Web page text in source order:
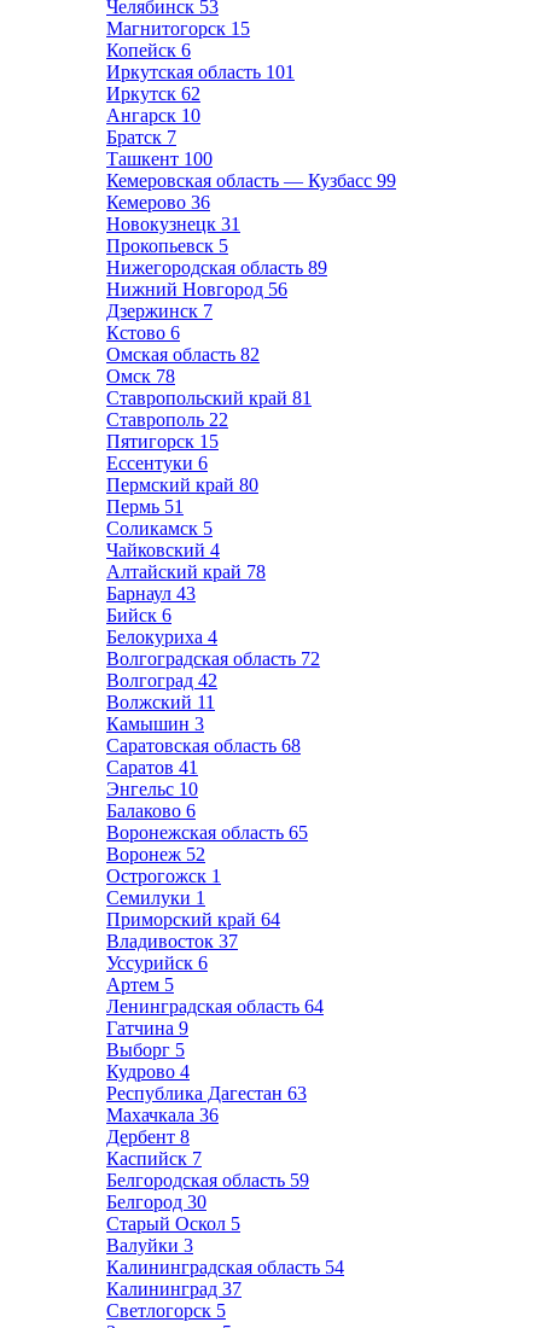
Челябинск 53
Магнитогорск 15
Копейск 6
Иркутская область 101
Иркутск 62
Ангарск 10
Братск 7
Ташкент 100
Кемеровская область — Кузбасс 99
Кемерово 36
Новокузнецк 31
Прокопьевск 5
Нижегородская область 89
Нижний Новгород 56
Дзержинск 7
Кстово 6
Омская область 82
Омск 78
Ставропольский край 81
Ставрополь 22
Пятигорск 15
Ессентуки 6
Пермский край 80
Пермь 51
Соликамск 5
Чайковский 4
Алтайский край 78
Барнаул 43
Бийск 6
Белокуриха 4
Волгоградская область 72
Волгоград 42
Волжский 11
Камышин 3
Саратовская область 68
Саратов 41
Энгельс 10
Балаково 6
Воронежская область 65
Воронеж 52
Острогожск 1
Семилуки 1
Приморский край 64
Владивосток 37
Уссурийск 6
Артем 5
Ленинградская область 64
Гатчина 9
Выборг 5
Кудрово 4
Республика Дагестан 63
Махачкала 36
Дербент 8
Каспийск 7
Белгородская область 59
Белгород 30
Старый Оскол 5
Валуйки 3
Калининградская область 54
Калининград 37
Светлогорск 5